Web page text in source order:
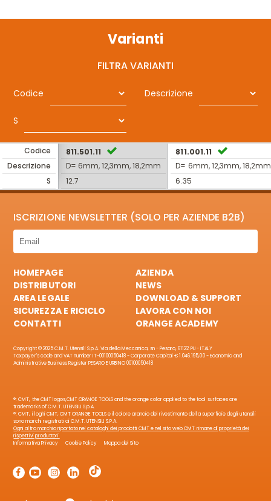
Varianti
FILTRA VARIANTI
Codice Descrizione
S
Codice
Descrizione
S
811.501.11
D= 6mm, 12,3mm, 18,2mm
12.7
811.001.11
D= 6mm, 12,3mm, 18,2mm
6.35
ISCRIZIONE NEWSLETTER (SOLO PER AZIENDE B2B)
HOMEPAGE
AZIENDA
DISTRIBUTORI
NEWS
AREA LEGALE
DOWNLOAD & SUPPORT
SICUREZZA E RICICLO
LAVORA CON NOI
CONTATTI
ORANGE ACADEMY
Copyright © 2025 C.M.T. Utensili S.p.A. Via della Meccanica, sn - Pesaro, 61122 PU - ITALY
Taxpayer's code and VAT number IT-00100050418 - Corporate Capital € 1.046.195,00 - Economic and
Administrative Business Register PESARO E URBINO 00100050418
®: CMT, the CMT logos,CMT ORANGE TOOLS and the orange color applied to the tool surfaces are
trademarks of C.M.T. UTENSILI S.p.A.
®: CMT, i loghi CMT, CMT ORANGE TOOLS e il colore arancio del rivestimento della superficie degli utensili
sono marchi registrati di C.M.T. UTENSILI S.P.A.
Ogni altro marchio riportato nei cataloghi dei prodotti CMT e nel sito web CMT rimane di proprietà dei
rispettivi produttori.
Informativa Privacy
Cookie Policy Mappa del Sito